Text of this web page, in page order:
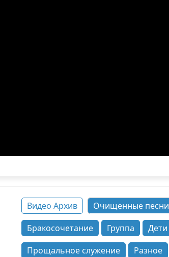
Видео Архив Очищенные песни
Бракосочетание
Группа Дети
Прощальное служение
Разное